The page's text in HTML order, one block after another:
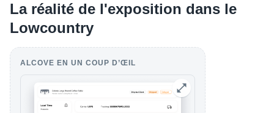
La réalité de l'exposition dans le
Lowcountry
ALCOVE EN UN COUP D’ŒIL